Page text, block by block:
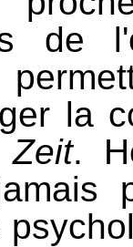
de
la
.